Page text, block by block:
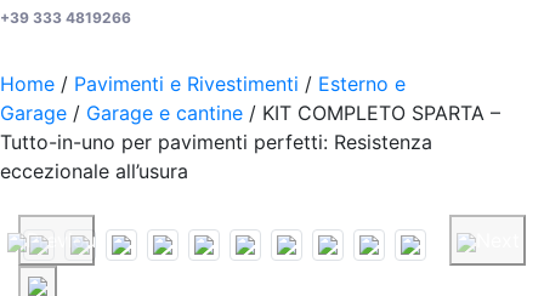
+39 333 4819266
Home / Pavimenti e Rivestimenti / Esterno e
Garage / Garage e cantine / KIT COMPLETO SPARTA –
Tutto-in-uno per pavimenti perfetti: Resistenza
eccezionale all’usura
Previous Next